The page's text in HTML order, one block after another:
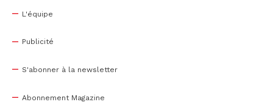
L'équipe
Publicité
S'abonner à la newsletter
Abonnement Magazine